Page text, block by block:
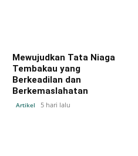
Mewujudkan Tata Niaga
Tembakau yang
Berkeadilan dan
Berkemaslahatan
Artikel 5 hari lalu